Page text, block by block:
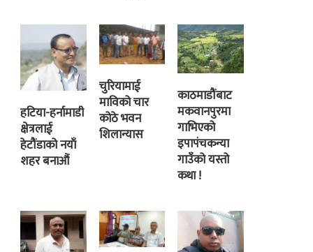
हटिया-हर्नामाडी
क्षेत्रलाई
हेटौंडाको नयाँ
शहर बनाऔं
चुरियामाई
माविको चार
कोठे भवन
शिलान्यास
काठमाडौंबाट
मकवानपुरमा
गाभिएको
इपापंचकन्या
गाउँको यस्तो
कथा !